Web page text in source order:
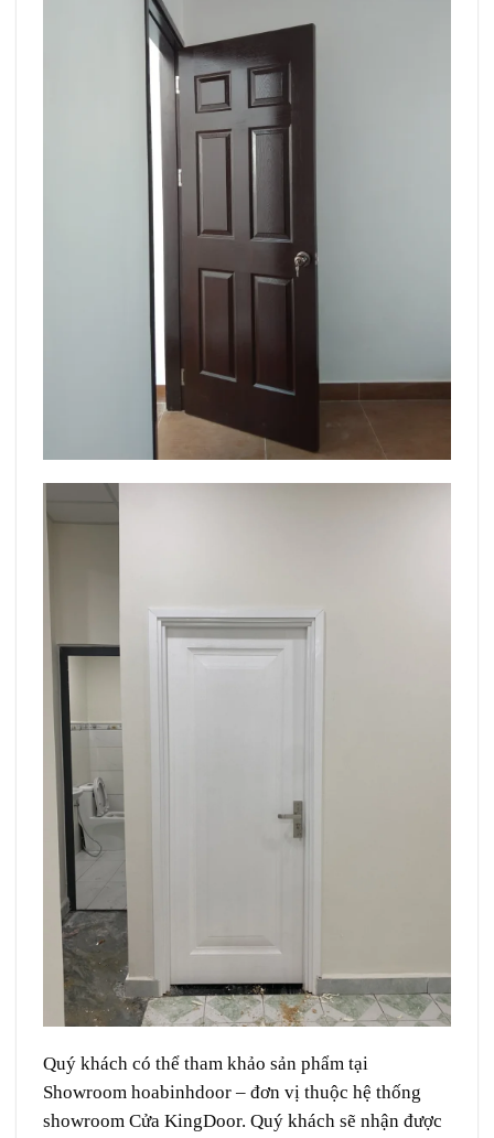
Quý khách có thể tham khảo sản phẩm tại
Showroom hoabinhdoor – đơn vị thuộc hệ thống
showroom Cửa KingDoor. Quý khách sẽ nhận được